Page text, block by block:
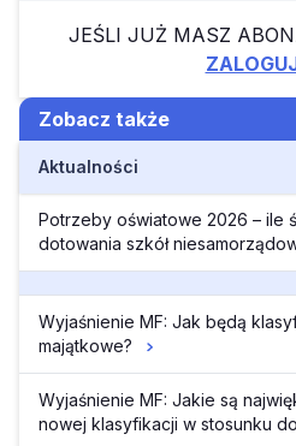
JEŚLI JUŻ MASZ
Zobacz także
Aktualności
Potrzeby oświatowe 2026 – ile
dotowania szkół
Wyjaśnienie MF: Jak będą
majątkowe?
Wyjaśnienie MF: Jakie są
nowej klasyfikacji w stosunku